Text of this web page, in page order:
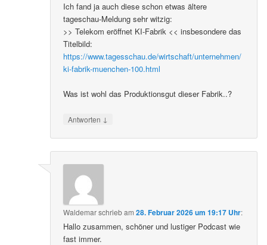
Ich fand ja auch diese schon etwas ältere
tageschau-Meldung sehr witzig:
>> Telekom eröffnet KI-Fabrik << insbesondere das
Titelbild:
https://www.tagesschau.de/wirtschaft/unternehmen/
ki-fabrik-muenchen-100.html
Was ist wohl das Produktionsgut dieser Fabrik..?
Antworten ↓
Waldemarschriebam28. Februar 2026 um 19:17 Uhr:
Hallo zusammen, schöner und lustiger Podcast wie
fast immer.